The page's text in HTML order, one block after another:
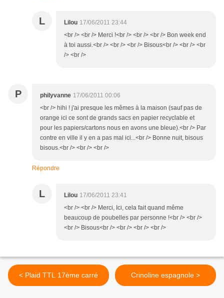
L Lilou 17/06/2011 23:44
<br /> <br /> Merci !<br /> <br /> <br /> Bon week end
à toi aussi.<br /> <br /> <br /> Bisous<br /> <br /> <br
/> <br />
P philyvanne 17/06/2011 00:06
<br /> hihi ! j'ai presque les mêmes à la maison (sauf pas de
orange ici ce sont de grands sacs en papier recyclable et
pour les papiers/cartons nous en avons une bleue).<br /> Par
contre en ville il y en a pas mal ici...<br /> Bonne nuit, bisous
bisous.<br /> <br /> <br />
Répondre
L Lilou 17/06/2011 23:41
<br /> <br /> Merci, Ici, cela fait quand même
beaucoup de poubelles par personne !<br /> <br />
<br /> Bisous<br /> <br /> <br /> <br />
< Plaid TTL 17ème carré Crinoline espagnole >